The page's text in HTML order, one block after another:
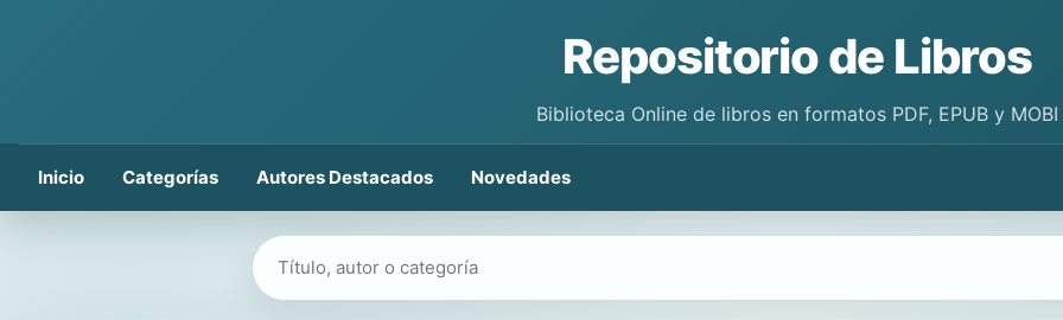
Repositorio de Libros
Biblioteca Online de libros en formatos PDF, EPUB y MOBI
Inicio Categorías Autores Destacados Novedades
Buscar libros